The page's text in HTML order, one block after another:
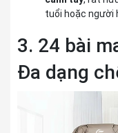
tuổi hoặc người
3. 24 bài
Đa dạng